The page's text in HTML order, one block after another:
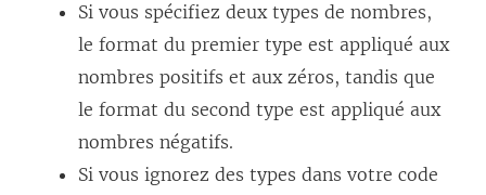
Si vous spécifiez deux types de nombres,
le format du premier type est appliqué aux
nombres positifs et aux zéros, tandis que
le format du second type est appliqué aux
nombres négatifs.
Si vous ignorez des types dans votre code